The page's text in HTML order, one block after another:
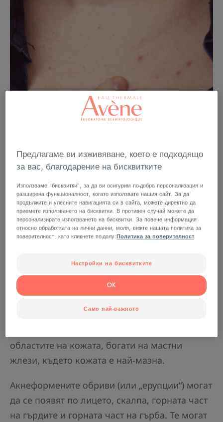
Разпознаване на
акнеформени обриви
обриви не са свързани с пъпки от акне: те не
са нито комедони, нито микрокисти. Въпреки
областите на кожата, богати на мастни
жлези, където кожата е най-мазна.
Акнеформените обриви (или „ерупции“) могат
да се появят по лицето, скалпа, горната част
на гърдите и горната част на гърба. Те могат
Предлагаме ви изживяване, което е подходящо
за вас, благодарение на бисквитките
Използваме "бисквитки", за да ви осигурим по-добра персонализация и
разширена функционалност, когато използвате нашия сайт. За да
продължите и улесните навигацията си в сайта, можете директно да
приемете използването на бисквитки. В противен случай можете да
персонализирате използването на бисквитки. За повече информация
относно обработката на лични данни, моля, вижте нашата политика за
поверителност, като кликнете по-долу:Политика за поверителност
Настройки на бисквитките
Само най-важното
OK